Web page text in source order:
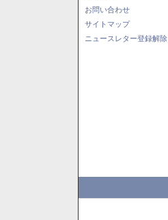
お問い合わせ
サイトマップ
ニュースレター登録解除